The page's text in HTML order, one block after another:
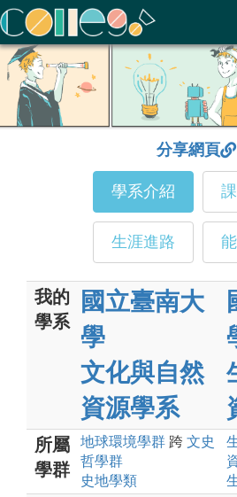
ColleGo! 大學選才與高中育才輔助系統
分享網頁
學系介紹
生涯進路
我的
學系
國立臺南大
學
文化與自然
資源學系
所屬
學群
地球環境學群 跨 文史
哲學群
史地學類